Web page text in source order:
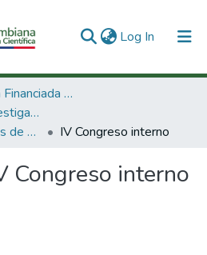
Log In (current)
1. Investigación Financiada con Recursos Públicos
1.1 Productos de investigación
1.1.1. Informes Finales de Proyectos de Investigación
IV Congreso interno
Congreso interno